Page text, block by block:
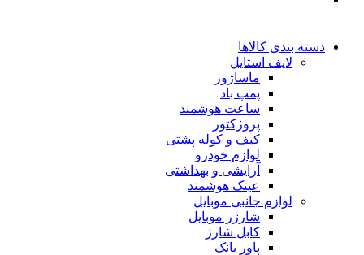
دسته بندی کالاها
لایف استایل
ماساژور
پمپ باد
ساعت هوشمند
پروژکتور
کیف و کوله پشتی
لوازم خودرو
آرایشی و بهداشتی
عینک هوشمند
لوازم جانبی موبایل
شارژر موبایل
کابل شارژ
پاور بانک